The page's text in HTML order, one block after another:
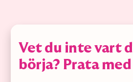
Vet du inte vart
börja? Prata med